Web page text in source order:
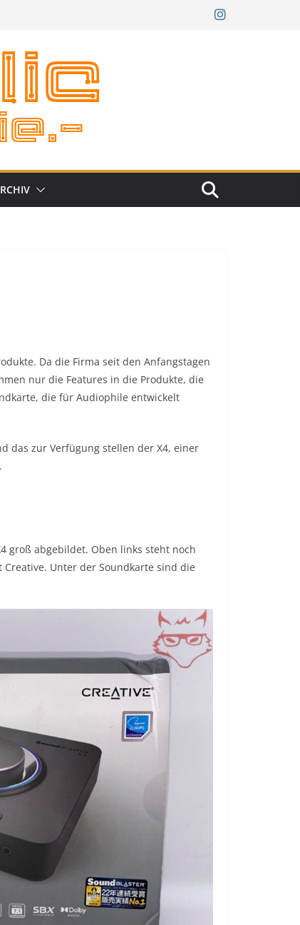
Da die Firma seit den Anfangstagen
nur die Features in die Produkte, die
die für Audiophile entwickelt
das zur Verfügung stellen der X4, einer
groß abgebildet. Oben links steht noch
Unter der Soundkarte sind die